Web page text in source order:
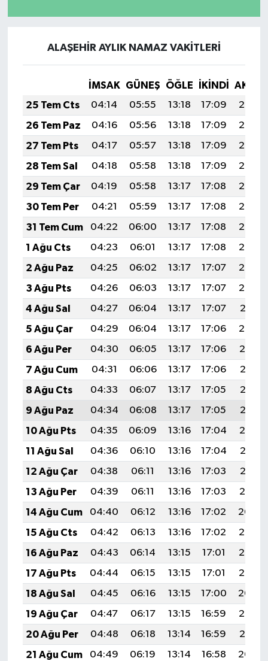
ALAŞEHİR AYLIK NAMAZ VAKITLERI
İMSAK GÜNEŞ ÖĞLE İKINDI
25 Tem Cts
04:14 05:55 13:18 17:09
20:30
26 Tem Paz
04:16 05:56 13:18 17:09
20:29
27 Tem Pts
04:17 05:57 13:18 17:09
20:28
28 Tem Sal
04:18 05:58 13:18 17:09
20:28
29 Tem Çar
04:19 05:58 13:17 17:08
20:27
30 Tem Per
04:21 05:59 13:17 17:08
20:26
31 Tem Cum
04:22 06:00 13:17 17:08
20:25
1 Ağu Cts
04:23 06:01 13:17 17:08
20:24
2 Ağu Paz
04:25 06:02 13:17 17:07
20:23
3 Ağu Pts
04:26 06:03 13:17 17:07
20:22
4 Ağu Sal
04:27 06:04 13:17 17:07
20:21
5 Ağu Çar
04:29 06:04 13:17 17:06
20:20
6 Ağu Per
04:30 06:05 13:17 17:06
20:19
7 Ağu Cum
04:31 06:06 13:17 17:06
20:18
8 Ağu Cts
04:33 06:07 13:17 17:05
20:16
9 Ağu Paz
04:34 06:08 13:17 17:05
20:15
10 Ağu Pts
04:35 06:09 13:16 17:04
20:14
11 Ağu Sal
04:36 06:10 13:16 17:04
20:13
12 Ağu Çar
04:38 06:11 13:16 17:03
20:12
13 Ağu Per
04:39 06:11 13:16 17:03
20:10
14 Ağu Cum
04:40 06:12 13:16 17:02
20:09
15 Ağu Cts
04:42 06:13 13:16 17:02
20:08
16 Ağu Paz
04:43 06:14 13:15 17:01
20:07
17 Ağu Pts
04:44 06:15 13:15 17:01
20:05
18 Ağu Sal
04:45 06:16 13:15 17:00
20:04
19 Ağu Çar
04:47 06:17 13:15 16:59
20:03
20 Ağu Per
04:48 06:18 13:14 16:59
20:01
21 Ağu Cum
04:49 06:19 13:14 16:58
20:00